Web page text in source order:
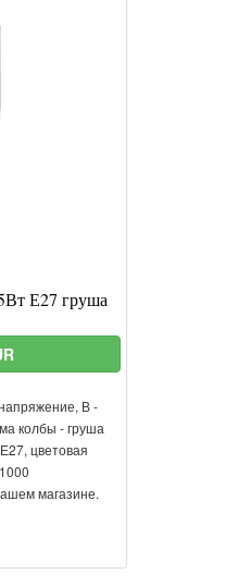
Е27 груша
В -
колбы - груша
цветовая
магазине.